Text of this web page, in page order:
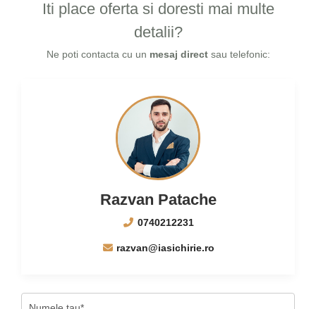
Iti place oferta si doresti mai multe
detalii?
Ne poti contacta cu un mesaj directsau telefonic:
Razvan Patache
0740212231
razvan@iasichirie.ro